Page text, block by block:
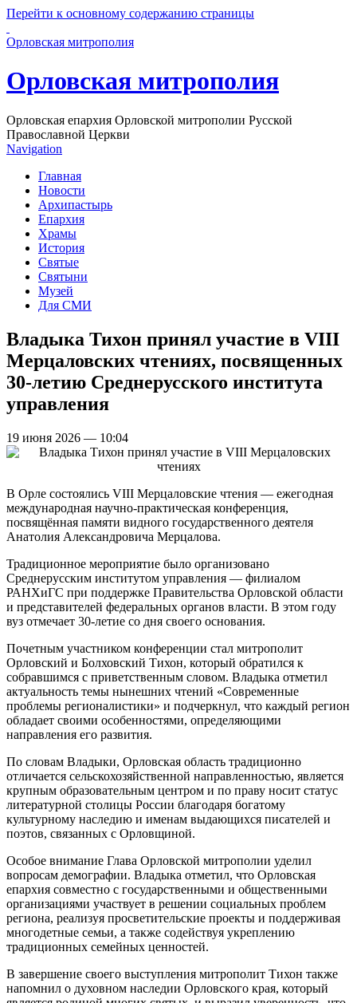
Перейти к основному содержанию страницы
Орловская митрополия
Орловская митрополия
Орловская епархия Орловской митрополии Русской
Православной Церкви
Navigation
Главная
Новости
Архипастырь
Епархия
Храмы
История
Святые
Святыни
Музей
Для СМИ
Владыка Тихон принял участие в VIII
Мерцаловских чтениях, посвященных
30-летию Среднерусского института
управления
19 июня 2026 — 10:04
В Орле состоялись VIII Мерцаловские чтения — ежегодная
международная научно-практическая конференция,
посвящённая памяти видного государственного деятеля
Анатолия Александровича Мерцалова.
Традиционное мероприятие было организовано
Среднерусским институтом управления — филиалом
РАНХиГС при поддержке Правительства Орловской области
и представителей федеральных органов власти. В этом году
вуз отмечает 30-летие со дня своего основания.
Почетным участником конференции стал митрополит
Орловский и Болховский Тихон, который обратился к
собравшимся с приветственным словом. Владыка отметил
актуальность темы нынешних чтений «Современные
проблемы регионалистики» и подчеркнул, что каждый регион
обладает своими особенностями, определяющими
направления его развития.
По словам Владыки, Орловская область традиционно
отличается сельскохозяйственной направленностью, является
крупным образовательным центром и по праву носит статус
литературной столицы России благодаря богатому
культурному наследию и именам выдающихся писателей и
поэтов, связанных с Орловщиной.
Особое внимание Глава Орловской митрополии уделил
вопросам демографии. Владыка отметил, что Орловская
епархия совместно с государственными и общественными
организациями участвует в решении социальных проблем
региона, реализуя просветительские проекты и поддерживая
многодетные семьи, а также содействуя укреплению
традиционных семейных ценностей.
В завершение своего выступления митрополит Тихон также
напомнил о духовном наследии Орловского края, который